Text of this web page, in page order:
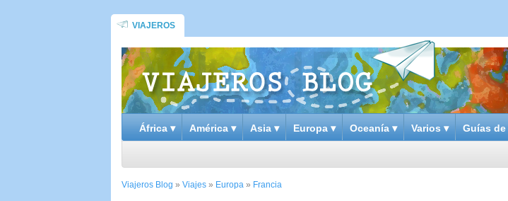
VIAJEROS
África ▾ América ▾ Asia ▾ Europa ▾ Oceanía ▾ Varios ▾ Guías
Viajeros Blog » Viajes » Europa » Francia